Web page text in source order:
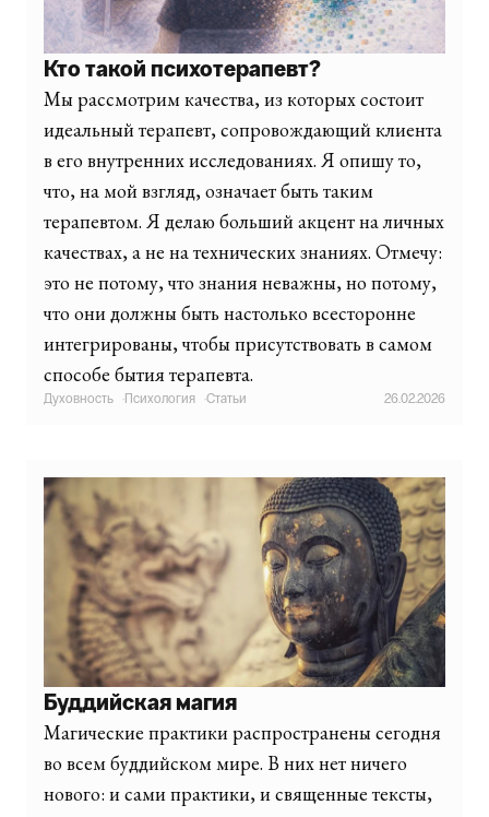
Кто такой психотерапевт?
Мы рассмотрим качества, из которых состоит
идеальный терапевт, сопровождающий клиента
в его внутренних исследованиях. Я опишу то,
что, на мой взгляд, означает быть таким
терапевтом. Я делаю больший акцент на личных
качествах, а не на технических знаниях. Отмечу:
это не потому, что знания неважны, но потому,
что они должны быть настолько всесторонне
интегрированы, чтобы присутствовать в самом
способе бытия терапевта.
Духовность ·Психология ·Статьи 26.02.2026
Буддийская магия
Магические практики распространены сегодня
во всем буддийском мире. В них нет ничего
нового: и сами практики, и священные тексты,